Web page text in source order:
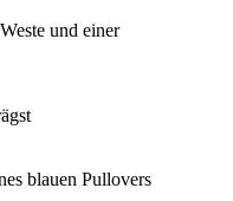
und einer
blauen Pullovers